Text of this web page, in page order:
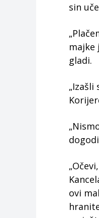
sin
majke
gladi.
ovi